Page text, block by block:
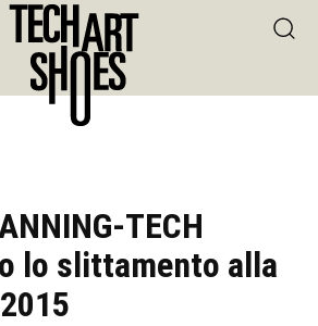
TECH
lo slittamento alla